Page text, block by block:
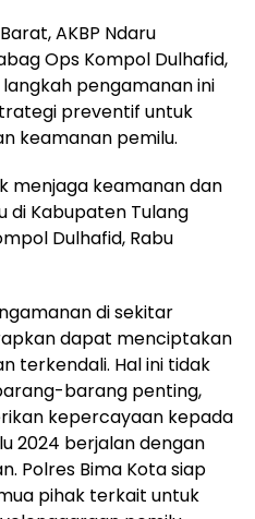
AKBP Ndaru
Ops Kompol Dulhafid,
pengamanan ini
preventif untuk
keamanan pemilu.
menjaga keamanan dan
di Kabupaten Tulang
Dulhafid, Rabu
di sekitar
dapat menciptakan
terkendali. Hal ini tidak
barang penting,
kepercayaan kepada
2024 berjalan dengan
Polres Bima Kota siap
pihak terkait untuk